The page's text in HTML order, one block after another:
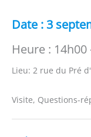
Date :3
Heure : 14h00
Lieu: 2 rue du Pré
Visite, Questions-